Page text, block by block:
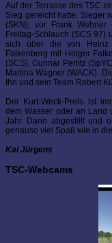
Auf der Terrasse des TSC
Sieg gereicht hatte: Sieger
(SKN), vor Frank Wehner
Freitag-Schlauch (SCS 97)
sich über die von Heinz
Falkenberg mit Holger
(SCS), Gunnar Perlitz
Martina Wagner (WACK).
Ihn und sein Team Robert
Der Kurt-Weck-Preis ist
dem Wasser oder an Land
Jahr. Dann abgestillt und
genauso viel Spaß wie in
Kai Jürgens
TSC-Webcams